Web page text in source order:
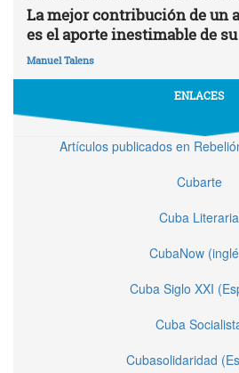
La mejor contribución de un
es el aporte inestimable de
Manuel Talens
ENLACES
Artículos publicados en
Cubarte
Cuba Literaria
CubaNow
Cuba Siglo XXI
Cuba
Cubasolidaridad